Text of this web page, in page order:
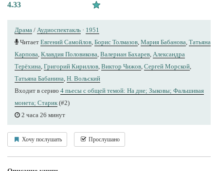
4.33
Драма / Аудиоспектакль · 1951
Читает Евгений Самойлов, Борис Толмазов, Мария Бабанова, Татьяна
Карпова, Клавдия Половикова, Валериан Бахарев, Александра
Терёхина, Григорий Кириллов, Виктор Чижов, Сергей Морской,
Татьяна Бабанина, Н. Вольский
Входит в серию 4 пьесы с общей темой: На дне; Зыковы; Фальшивая
монета; Старик (#2)
2 часа 26 минут
Хочу послушать Прослушано